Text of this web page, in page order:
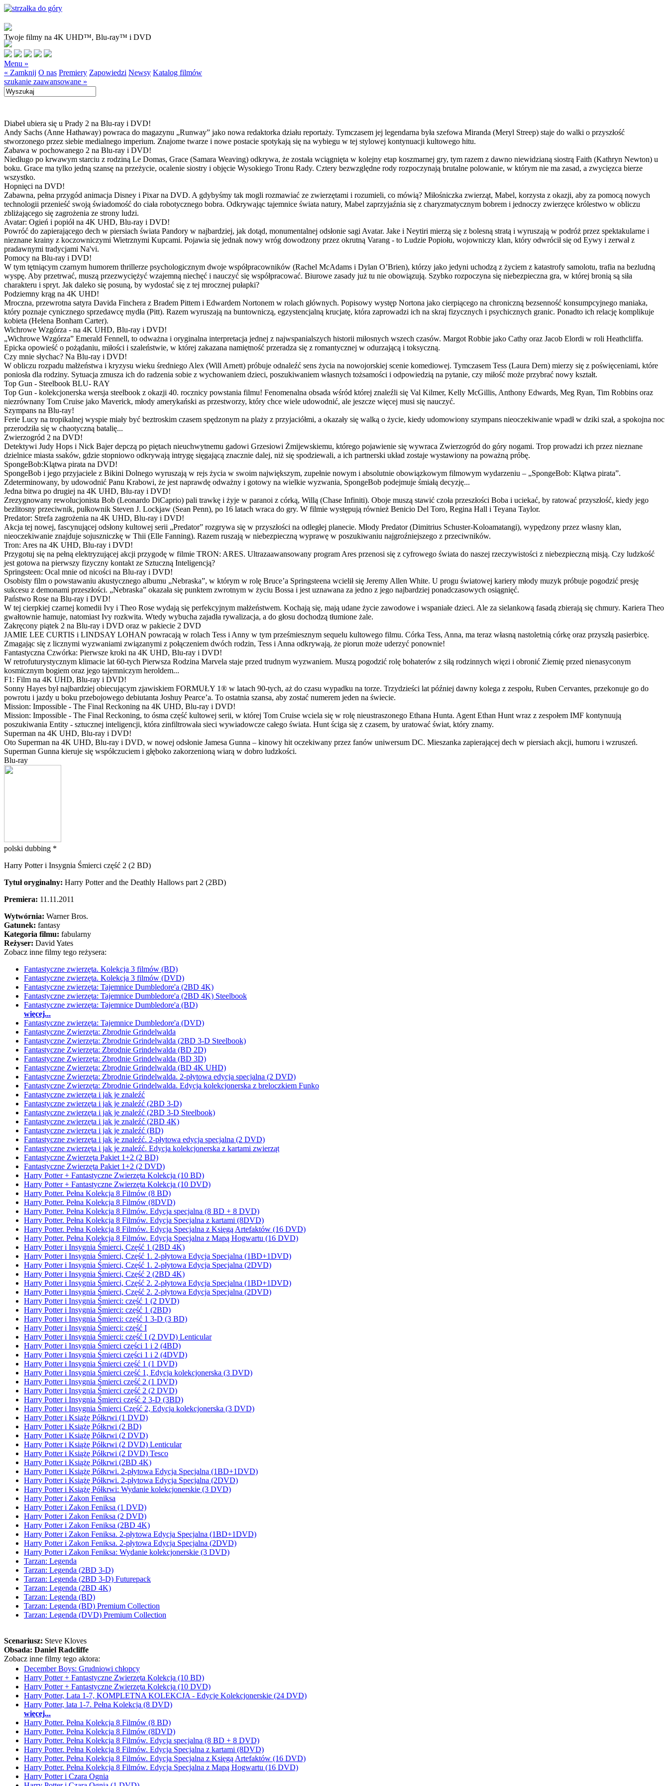
Twoje filmy na 4K UHD™, Blu-ray™ i DVD
Menu »
« Zamknij O nas Premiery Zapowiedzi Newsy Katalog filmów
szukanie zaawansowane »
Diabeł ubiera się u Prady 2 na Blu-ray i DVD!
Andy Sachs (Anne Hathaway) powraca do magazynu „Runway” jako nowa redaktorka działu reportaży. Tymczasem jej legendarna była szefowa Miranda (Meryl Streep) staje do walki o przyszłość
stworzonego przez siebie medialnego imperium. Znajome twarze i nowe postacie spotykają się na wybiegu w tej stylowej kontynuacji kultowego hitu.
Zabawa w pochowanego 2 na Blu-ray i DVD!
Niedługo po krwawym starciu z rodziną Le Domas, Grace (Samara Weaving) odkrywa, że została wciągnięta w kolejny etap koszmarnej gry, tym razem z dawno niewidzianą siostrą Faith (Kathryn Newton) u
boku. Grace ma tylko jedną szansę na przeżycie, ocalenie siostry i objęcie Wysokiego Tronu Rady. Cztery bezwzględne rody rozpoczynają brutalne polowanie, w którym nie ma zasad, a zwycięzca bierze
wszystko.
Hopnięci na DVD!
Zabawna, pełna przygód animacja Disney i Pixar na DVD. A gdybyśmy tak mogli rozmawiać ze zwierzętami i rozumieli, co mówią? Miłośniczka zwierząt, Mabel, korzysta z okazji, aby za pomocą nowych
technologii przenieść swoją świadomość do ciała robotycznego bobra. Odkrywając tajemnice świata natury, Mabel zaprzyjaźnia się z charyzmatycznym bobrem i jednoczy zwierzęce królestwo w obliczu
zbliżającego się zagrożenia ze strony ludzi.
Avatar: Ogień i popiół na 4K UHD, Blu-ray i DVD!
Powróć do zapierającego dech w piersiach świata Pandory w najbardziej, jak dotąd, monumentalnej odsłonie sagi Avatar. Jake i Neytiri mierzą się z bolesną stratą i wyruszają w podróż przez spektakularne i
nieznane krainy z koczowniczymi Wietrznymi Kupcami. Pojawia się jednak nowy wróg dowodzony przez okrutną Varang - to Ludzie Popiołu, wojowniczy klan, który odwrócił się od Eywy i zerwał z
pradawnymi tradycjami Na'vi.
Pomocy na Blu-ray i DVD!
W tym tętniącym czarnym humorem thrillerze psychologicznym dwoje współpracowników (Rachel McAdams i Dylan O’Brien), którzy jako jedyni uchodzą z życiem z katastrofy samolotu, trafia na bezludną
wyspę. Aby przetrwać, muszą przezwyciężyć wzajemną niechęć i nauczyć się współpracować. Biurowe zasady już tu nie obowiązują. Szybko rozpoczyna się niebezpieczna gra, w której bronią są siła
charakteru i spryt. Jak daleko się posuną, by wydostać się z tej mrocznej pułapki?
Podziemny krąg na 4K UHD!
Mroczna, przewrotna satyra Davida Finchera z Bradem Pittem i Edwardem Nortonem w rolach głównych. Popisowy występ Nortona jako cierpiącego na chroniczną bezsenność konsumpcyjnego maniaka,
który poznaje cynicznego sprzedawcę mydła (Pitt). Razem wyruszają na buntowniczą, egzystencjalną krucjatę, która zaprowadzi ich na skraj fizycznych i psychicznych granic. Ponadto ich relację komplikuje
kobieta (Helena Bonham Carter).
Wichrowe Wzgórza - na 4K UHD, Blu-ray i DVD!
„Wichrowe Wzgórza” Emerald Fennell, to odważna i oryginalna interpretacja jednej z najwspanialszych historii miłosnych wszech czasów. Margot Robbie jako Cathy oraz Jacob Elordi w roli Heathcliffa.
Epicka opowieść o pożądaniu, miłości i szaleństwie, w której zakazana namiętność przeradza się z romantycznej w odurzającą i toksyczną.
Czy mnie słychac? Na Blu-ray i DVD!
W obliczu rozpadu małżeństwa i kryzysu wieku średniego Alex (Will Arnett) próbuje odnaleźć sens życia na nowojorskiej scenie komediowej. Tymczasem Tess (Laura Dern) mierzy się z poświęceniami, które
poniosła dla rodziny. Sytuacja zmusza ich do radzenia sobie z wychowaniem dzieci, poszukiwaniem własnych tożsamości i odpowiedzią na pytanie, czy miłość może przybrać nowy kształt.
Top Gun - Steelbook BLU- RAY
Top Gun - kolekcjonerska wersja steelbook z okazji 40. rocznicy powstania filmu! Fenomenalna obsada wśród której znaleźli się Val Kilmer, Kelly McGillis, Anthony Edwards, Meg Ryan, Tim Robbins oraz
niezrównany Tom Cruise jako Maverick, młody amerykański as przestworzy, który chce wiele udowodnić, ale jeszcze więcej musi się nauczyć.
Szympans na Blu-ray!
Ferie Lucy na tropikalnej wyspie miały być beztroskim czasem spędzonym na plaży z przyjaciółmi, a okazały się walką o życie, kiedy udomowiony szympans nieoczekiwanie wpadł w dziki szał, a spokojna noc
przerodziła się w chaotyczną batalię...
Zwierzogród 2 na DVD!
Detektywi Judy Hops i Nick Bajer depczą po piętach nieuchwytnemu gadowi Grzesiowi Żmijewskiemu, którego pojawienie się wywraca Zwierzogród do góry nogami. Trop prowadzi ich przez nieznane
dzielnice miasta ssaków, gdzie stopniowo odkrywają intrygę sięgającą znacznie dalej, niż się spodziewali, a ich partnerski układ zostaje wystawiony na poważną próbę.
SpongeBob:Klątwa pirata na DVD!
SpongeBob i jego przyjaciele z Bikini Dolnego wyruszają w rejs życia w swoim największym, zupełnie nowym i absolutnie obowiązkowym filmowym wydarzeniu – „SpongeBob: Klątwa pirata”.
Zdeterminowany, by udowodnić Panu Krabowi, że jest naprawdę odważny i gotowy na wielkie wyzwania, SpongeBob podejmuje śmiałą decyzję...
Jedna bitwa po drugiej na 4K UHD, Blu-ray i DVD!
Zrezygnowany rewolucjonista Bob (Leonardo DiCaprio) pali trawkę i żyje w paranoi z córką, Willą (Chase Infiniti). Oboje muszą stawić czoła przeszłości Boba i uciekać, by ratować przyszłość, kiedy jego
bezlitosny przeciwnik, pułkownik Steven J. Lockjaw (Sean Penn), po 16 latach wraca do gry. W filmie występują również Benicio Del Toro, Regina Hall i Teyana Taylor.
Predator: Strefa zagrożenia na 4K UHD, Blu-ray i DVD!
Akcja tej nowej, fascynującej odsłony kultowej serii „Predator” rozgrywa się w przyszłości na odległej planecie. Młody Predator (Dimitrius Schuster-Koloamatangi), wypędzony przez własny klan,
nieoczekiwanie znajduje sojuszniczkę w Thii (Elle Fanning). Razem ruszają w niebezpieczną wyprawę w poszukiwaniu najgroźniejszego z przeciwników.
Tron: Ares na 4K UHD, Blu-ray i DVD!
Przygotuj się na pełną elektryzującej akcji przygodę w filmie TRON: ARES. Ultrazaawansowany program Ares przenosi się z cyfrowego świata do naszej rzeczywistości z niebezpieczną misją. Czy ludzkość
jest gotowa na pierwszy fizyczny kontakt ze Sztuczną Inteligencją?
Springsteen: Ocal mnie od nicości na Blu-ray i DVD!
Osobisty film o powstawaniu akustycznego albumu „Nebraska”, w którym w rolę Bruce’a Springsteena wcielił się Jeremy Allen White. U progu światowej kariery młody muzyk próbuje pogodzić presję
sukcesu z demonami przeszłości. „Nebraska” okazała się punktem zwrotnym w życiu Bossa i jest uznawana za jedno z jego najbardziej ponadczasowych osiągnięć.
Państwo Rose na Blu-ray i DVD!
W tej cierpkiej czarnej komedii Ivy i Theo Rose wydają się perfekcyjnym małżeństwem. Kochają się, mają udane życie zawodowe i wspaniałe dzieci. Ale za sielankową fasadą zbierają się chmury. Kariera Theo
gwałtownie hamuje, natomiast Ivy rozkwita. Wtedy wybucha zajadła rywalizacja, a do głosu dochodzą tłumione żale.
Zakręcony piątek 2 na Blu-ray i DVD oraz w pakiecie 2 DVD
JAMIE LEE CURTIS i LINDSAY LOHAN powracają w rolach Tess i Anny w tym prześmiesznym sequelu kultowego filmu. Córka Tess, Anna, ma teraz własną nastoletnią córkę oraz przyszłą pasierbicę.
Zmagając się z licznymi wyzwaniami związanymi z połączeniem dwóch rodzin, Tess i Anna odkrywają, że piorun może uderzyć ponownie!
Fantastyczna Czwórka: Pierwsze kroki na 4K UHD, Blu-ray i DVD!
W retrofuturystycznym klimacie lat 60-tych Pierwsza Rodzina Marvela staje przed trudnym wyzwaniem. Muszą pogodzić rolę bohaterów z siłą rodzinnych więzi i obronić Ziemię przed nienasyconym
kosmicznym bogiem oraz jego tajemniczym heroldem...
F1: Film na 4K UHD, Blu-ray i DVD!
Sonny Hayes był najbardziej obiecującym zjawiskiem FORMUŁY 1® w latach 90-tych, aż do czasu wypadku na torze. Trzydzieści lat później dawny kolega z zespołu, Ruben Cervantes, przekonuje go do
powrotu i jazdy u boku przebojowego debiutanta Joshuy Pearce’a. To ostatnia szansa, aby zostać numerem jeden na świecie.
Mission: Impossible - The Final Reckoning na 4K UHD, Blu-ray i DVD!
Mission: Impossible - The Final Reckoning, to ósma część kultowej serii, w której Tom Cruise wciela się w rolę nieustraszonego Ethana Hunta. Agent Ethan Hunt wraz z zespołem IMF kontynuują
poszukiwania Entity - sztucznej inteligencji, która zinfiltrowała sieci wywiadowcze całego świata. Hunt ściga się z czasem, by uratować świat, który znamy.
Superman na 4K UHD, Blu-ray i DVD!
Oto Superman na 4K UHD, Blu-ray i DVD, w nowej odsłonie Jamesa Gunna – kinowy hit oczekiwany przez fanów uniwersum DC. Mieszanka zapierającej dech w piersiach akcji, humoru i wzruszeń.
Superman Gunna kieruje się współczuciem i głęboko zakorzenioną wiarą w dobro ludzkości.
Blu-ray
polski dubbing *
Harry Potter i Insygnia Śmierci część 2 (2 BD)
Tytuł oryginalny: Harry Potter and the Deathly Hallows part 2 (2BD)
Premiera: 11.11.2011
Wytwórnia: Warner Bros.
Gatunek: fantasy
Kategoria filmu: fabularny
Reżyser: David Yates
Zobacz inne filmy tego reżysera:
Fantastyczne zwierzęta. Kolekcja 3 filmów (BD)
Fantastyczne zwierzęta. Kolekcja 3 filmów (DVD)
Fantastyczne zwierzęta: Tajemnice Dumbledore'a (2BD 4K)
Fantastyczne zwierzęta: Tajemnice Dumbledore'a (2BD 4K) Steelbook
Fantastyczne zwierzęta: Tajemnice Dumbledore'a (BD)
więcej...
Fantastyczne zwierzęta: Tajemnice Dumbledore'a (DVD)
Fantastyczne Zwierzęta: Zbrodnie Grindelwalda
Fantastyczne Zwierzęta: Zbrodnie Grindelwalda (2BD 3-D Steelbook)
Fantastyczne Zwierzęta: Zbrodnie Grindelwalda (BD 2D)
Fantastyczne Zwierzęta: Zbrodnie Grindelwalda (BD 3D)
Fantastyczne Zwierzęta: Zbrodnie Grindelwalda (BD 4K UHD)
Fantastyczne Zwierzęta: Zbrodnie Grindelwalda. 2-płytowa edycja specjalna (2 DVD)
Fantastyczne Zwierzęta: Zbrodnie Grindelwalda. Edycja kolekcjonerska z breloczkiem Funko
Fantastyczne zwierzęta i jak je znaleźć
Fantastyczne zwierzęta i jak je znaleźć (2BD 3-D)
Fantastyczne zwierzęta i jak je znaleźć (2BD 3-D Steelbook)
Fantastyczne zwierzęta i jak je znaleźć (2BD 4K)
Fantastyczne zwierzęta i jak je znaleźć (BD)
Fantastyczne zwierzęta i jak je znaleźć. 2-płytowa edycja specjalna (2 DVD)
Fantastyczne zwierzęta i jak je znaleźć. Edycja kolekcjonerska z kartami zwierząt
Fantastyczne Zwierzęta Pakiet 1+2 (2 BD)
Fantastyczne Zwierzęta Pakiet 1+2 (2 DVD)
Harry Potter + Fantastyczne Zwierzęta Kolekcja (10 BD)
Harry Potter + Fantastyczne Zwierzęta Kolekcja (10 DVD)
Harry Potter. Pełna Kolekcja 8 Filmów (8 BD)
Harry Potter. Pełna Kolekcja 8 Filmów (8DVD)
Harry Potter. Pełna Kolekcja 8 Filmów. Edycja specjalna (8 BD + 8 DVD)
Harry Potter. Pełna Kolekcja 8 Filmów. Edycja Specjalna z kartami (8DVD)
Harry Potter. Pełna Kolekcja 8 Filmów. Edycja Specjalna z Księgą Artefaktów (16 DVD)
Harry Potter. Pełna Kolekcja 8 Filmów. Edycja Specjalna z Mapą Hogwartu (16 DVD)
Harry Potter i Insygnia Śmierci, Część 1 (2BD 4K)
Harry Potter i Insygnia Śmierci, Część 1. 2-płytowa Edycja Specjalna (1BD+1DVD)
Harry Potter i Insygnia Śmierci, Część 1. 2-płytowa Edycja Specjalna (2DVD)
Harry Potter i Insygnia Śmierci, Część 2 (2BD 4K)
Harry Potter i Insygnia Śmierci, Część 2. 2-płytowa Edycja Specjalna (1BD+1DVD)
Harry Potter i Insygnia Śmierci, Część 2. 2-płytowa Edycja Specjalna (2DVD)
Harry Potter i Insygnia Śmierci: część 1 (2 DVD)
Harry Potter i Insygnia Śmierci: część 1 (2BD)
Harry Potter i Insygnia Śmierci: część 1 3-D (3 BD)
Harry Potter i Insygnia Śmierci: część I
Harry Potter i Insygnia Śmierci: część I (2 DVD) Lenticular
Harry Potter i Insygnia Śmierci części 1 i 2 (4BD)
Harry Potter i Insygnia Śmierci części 1 i 2 (4DVD)
Harry Potter i Insygnia Śmierci część 1 (1 DVD)
Harry Potter i Insygnia Śmierci część 1, Edycja kolekcjonerska (3 DVD)
Harry Potter i Insygnia Śmierci część 2 (1 DVD)
Harry Potter i Insygnia Śmierci część 2 (2 DVD)
Harry Potter i Insygnia Śmierci część 2 3-D (3BD)
Harry Potter i Insygnia Śmierci Część 2, Edycja kolekcjonerska (3 DVD)
Harry Potter i Książę Półkrwi (1 DVD)
Harry Potter i Książę Półkrwi (2 BD)
Harry Potter i Książę Półkrwi (2 DVD)
Harry Potter i Książę Półkrwi (2 DVD) Lenticular
Harry Potter i Książę Półkrwi (2 DVD) Tesco
Harry Potter i Książę Półkrwi (2BD 4K)
Harry Potter i Książę Półkrwi. 2-płytowa Edycja Specjalna (1BD+1DVD)
Harry Potter i Książę Półkrwi. 2-płytowa Edycja Specjalna (2DVD)
Harry Potter i Książę Półkrwi: Wydanie kolekcjonerskie (3 DVD)
Harry Potter i Zakon Feniksa
Harry Potter i Zakon Feniksa (1 DVD)
Harry Potter i Zakon Feniksa (2 DVD)
Harry Potter i Zakon Feniksa (2BD 4K)
Harry Potter i Zakon Feniksa. 2-płytowa Edycja Specjalna (1BD+1DVD)
Harry Potter i Zakon Feniksa. 2-płytowa Edycja Specjalna (2DVD)
Harry Potter i Zakon Feniksa: Wydanie kolekcjonerskie (3 DVD)
Tarzan: Legenda
Tarzan: Legenda (2BD 3-D)
Tarzan: Legenda (2BD 3-D) Futurepack
Tarzan: Legenda (2BD 4K)
Tarzan: Legenda (BD)
Tarzan: Legenda (BD) Premium Collection
Tarzan: Legenda (DVD) Premium Collection
Scenariusz: Steve Kloves
Obsada: Daniel Radcliffe
Zobacz inne filmy tego aktora:
December Boys: Grudniowi chłopcy
Harry Potter + Fantastyczne Zwierzęta Kolekcja (10 BD)
Harry Potter + Fantastyczne Zwierzęta Kolekcja (10 DVD)
Harry Potter, Lata 1-7, KOMPLETNA KOLEKCJA - Edycje Kolekcjonerskie (24 DVD)
Harry Potter, lata 1-7. Pełna Kolekcja (8 DVD)
więcej...
Harry Potter. Pełna Kolekcja 8 Filmów (8 BD)
Harry Potter. Pełna Kolekcja 8 Filmów (8DVD)
Harry Potter. Pełna Kolekcja 8 Filmów. Edycja specjalna (8 BD + 8 DVD)
Harry Potter. Pełna Kolekcja 8 Filmów. Edycja Specjalna z kartami (8DVD)
Harry Potter. Pełna Kolekcja 8 Filmów. Edycja Specjalna z Księgą Artefaktów (16 DVD)
Harry Potter. Pełna Kolekcja 8 Filmów. Edycja Specjalna z Mapą Hogwartu (16 DVD)
Harry Potter i Czara Ognia